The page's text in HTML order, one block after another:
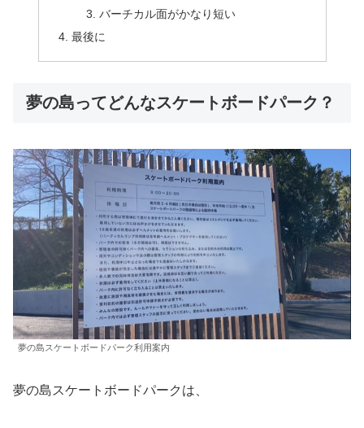
バーチカル面がかなり短い
最後に
夢の島ってどんなスケートボードパーク？
夢の島スケートボードパーク利用案内
夢の島スケートボードパークは、